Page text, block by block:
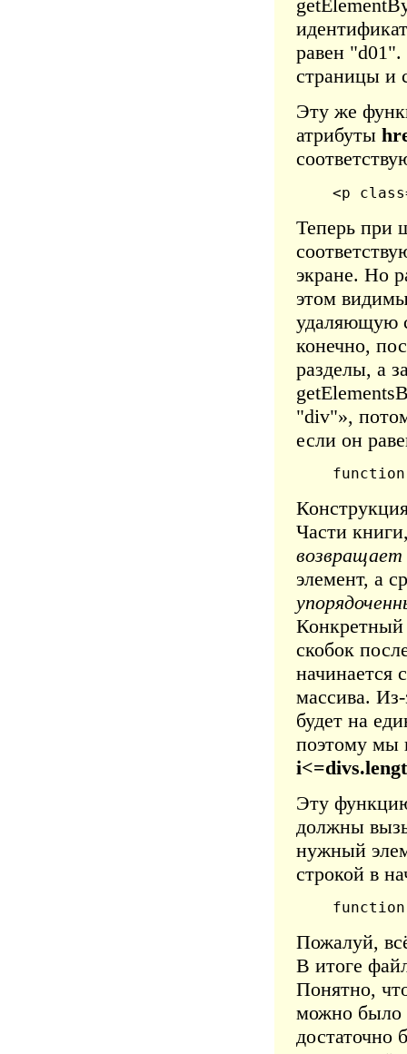
равен
страницы и
Эту же
атрибуты
<p
Теперь при
экране. Но
этом
удаляющую
конечно,
разделы, а
"div"»,
если он
Части
возвращает
элемент, а
скобок
начинается
массива.
будет на
поэтому мы
Эту
должны
нужный
строкой в
Пожалуй,
В итоге
Понятно,
можно было
достаточно